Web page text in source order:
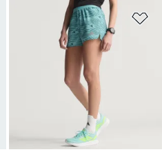
Lägg till på önskelistan